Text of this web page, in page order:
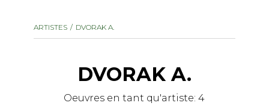
ARTISTES DVORAK A.
DVORAK A.
Oeuvres en tant qu'artiste:4